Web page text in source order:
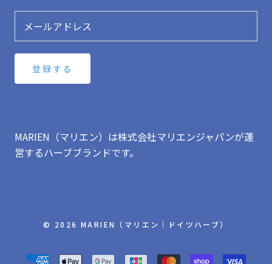
登録する
MARIEN（マリエン）は株式会社マリエンジャパンが運
営するハーブブランドです。
© 2026 MARIEN（マリエン｜ドイツハーブ）